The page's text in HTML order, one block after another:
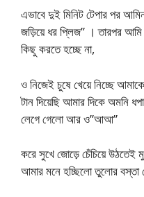
এভাবে দুই মিনিট টেপার পর
জড়িয়ে ধর প্লিজ” । তারপর
কিছু করতে হচ্ছে না,
ও নিজেই চুষে খেয়ে নিচ্ছে
টান দিয়েছি আমার দিকে অমনি
লেগে গেলো আর ও”আআ”
করে সুখে জোড়ে চেঁচিয়ে উঠতেই
আমার মনে হচ্ছিলো তুলোর